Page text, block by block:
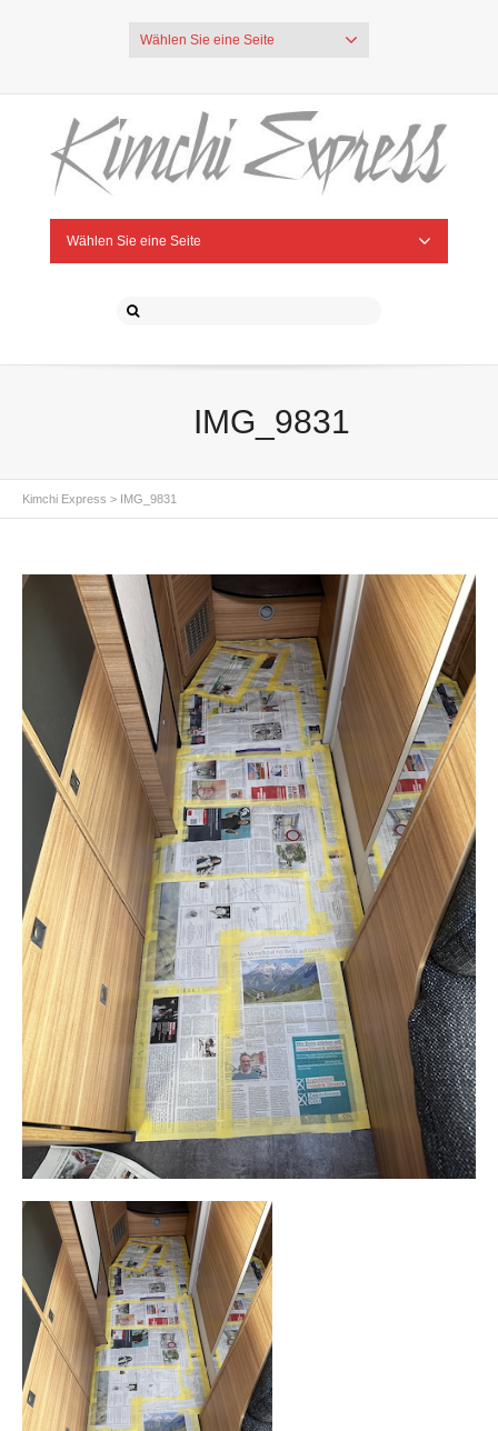
Wählen Sie eine Seite
Wählen Sie eine Seite
IMG_9831
Kimchi Express > IMG_9831